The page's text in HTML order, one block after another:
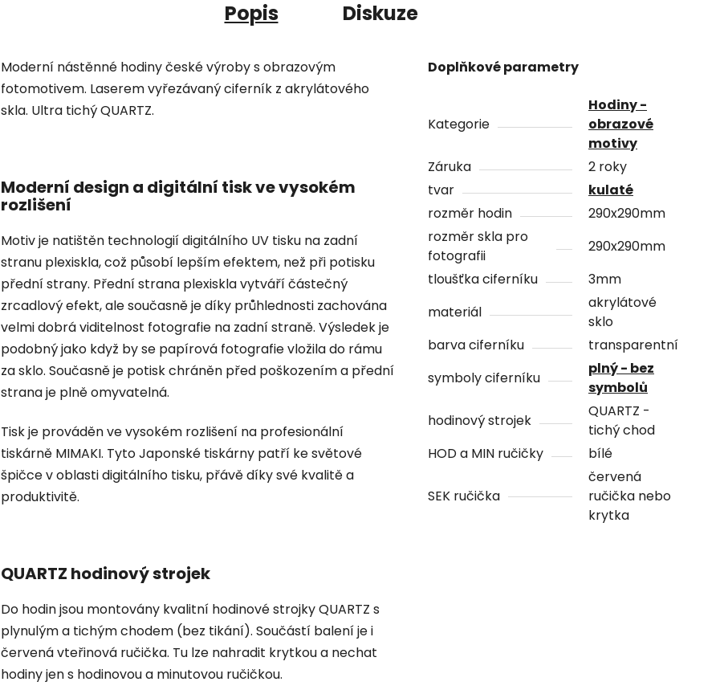
Popis Diskuze
Moderní nástěnné hodiny české výroby s obrazovým
fotomotivem. Laserem vyřezávaný ciferník z akrylátového
skla. Ultra tichý QUARTZ.
Moderní design a digitální tisk ve vysokém
rozlišení
Motiv je natištěn technologií digitálního UV tisku na zadní
stranu plexiskla, což působí lepším efektem, než při potisku
přední strany. Přední strana plexiskla vytváří částečný
zrcadlový efekt, ale současně je díky průhlednosti zachována
velmi dobrá viditelnost fotografie na zadní straně. Výsledek je
podobný jako když by se papírová fotografie vložila do rámu
za sklo. Současně je potisk chráněn před poškozením a přední
strana je plně omyvatelná.
Tisk je prováděn ve vysokém rozlišení na profesionální
tiskárně MIMAKI. Tyto Japonské tiskárny patří ke světové
špičce v oblasti digitálního tisku, přávě díky své kvalitě a
produktivitě.
QUARTZ hodinový strojek
Do hodin jsou montovány kvalitní hodinové strojky QUARTZ s
plynulým a tichým chodem (bez tikání). Součástí balení je i
červená vteřinová ručička. Tu lze nahradit krytkou a nechat
hodiny jen s hodinovou a minutovou ručičkou.
Doplňkové parametry
Kategorie
Hodiny -
obrazové
motivy
Záruka
2 roky
tvar
kulaté
rozměr hodin
290x290mm
rozměr skla pro
fotografii
290x290mm
tloušťka ciferníku
3mm
materiál
akrylátové
sklo
barva ciferníku
transparentní
symboly ciferníku
plný - bez
symbolů
hodinový strojek
QUARTZ -
tichý chod
HOD a MIN ručičky
bílé
SEK ručička
červená
ručička nebo
krytka